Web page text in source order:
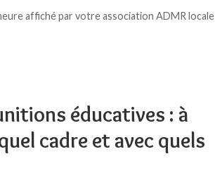
affiché par votre association ADMR locale
éducatives : à
cadre et avec quels